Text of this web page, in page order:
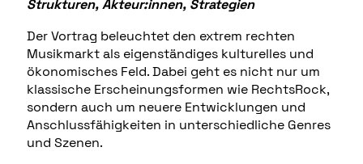
Strukturen, Akteur:innen, Strategien
Der Vortrag beleuchtet den extrem rechten
Musikmarkt als eigenständiges kulturelles und
ökonomisches Feld. Dabei geht es nicht nur um
klassische Erscheinungsformen wie RechtsRock,
sondern auch um neuere Entwicklungen und
Anschlussfähigkeiten in unterschiedliche Genres
und Szenen.